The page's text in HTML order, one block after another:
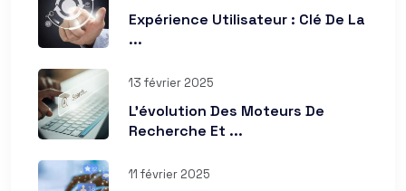
Expérience Utilisateur : Clé De La
...
13 février 2025
L’évolution Des Moteurs De
Recherche Et ...
11 février 2025